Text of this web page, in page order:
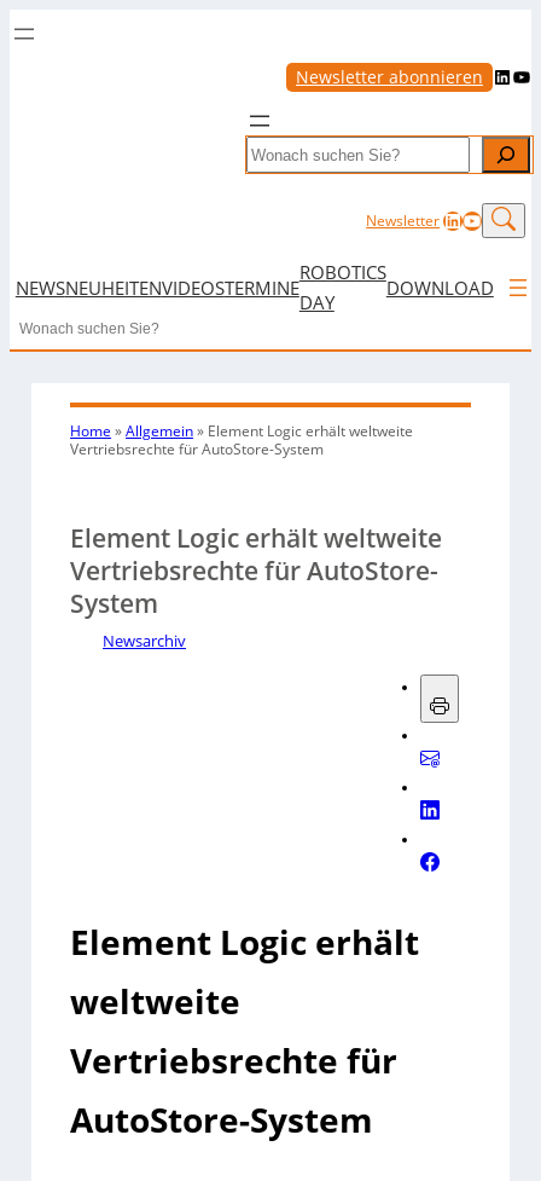
Newsletter abonnieren LinkedIn YouTube
Search
NewsletterLinkedIn
NEWSNEUHEITENVIDEOSTERMINE
ROBOTICS
DAY
DOWNLOAD
Search
Home »Allgemein» Element Logic erhält weltweite
Vertriebsrechte für AutoStore-System
Element Logic erhält weltweite
Vertriebsrechte für AutoStore-
System
Newsarchiv
Element Logic erhält
weltweite
Vertriebsrechte für
AutoStore-System